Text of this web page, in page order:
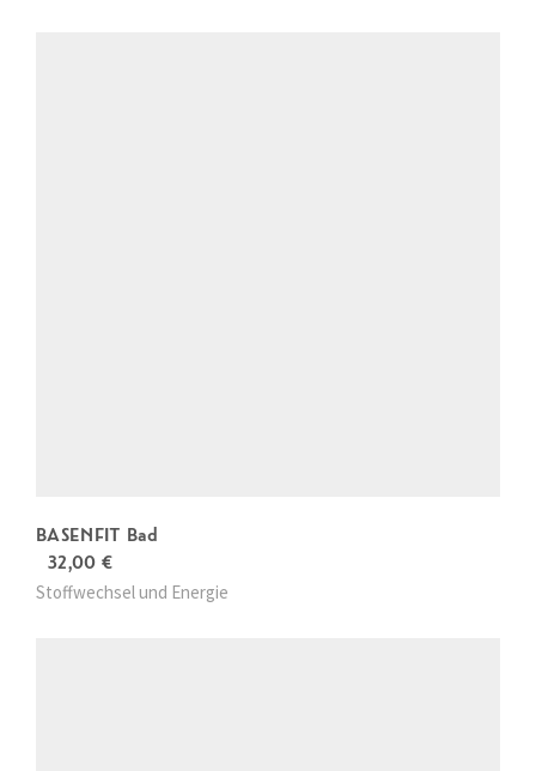
BASENFIT Bad
32,00 €
Stoffwechsel und Energie